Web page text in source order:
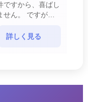
ですから、喜ばし
ですが、
詳しく見る